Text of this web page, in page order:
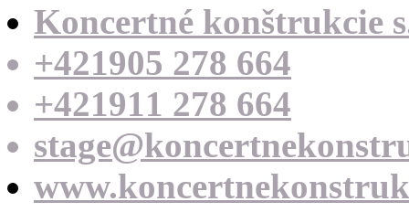
Koncertné konštrukcie
+421905 278 664
+421911 278 664